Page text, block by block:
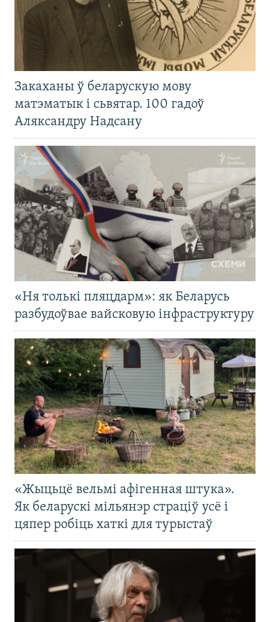
Закаханы ў беларускую мову
матэматык і сьвятар. 100 гадоў
Аляксандру Надсану
«Ня толькі пляцдарм»: як Беларусь
разбудоўвае вайсковую інфраструктуру
«Жыцьцё вельмі афігенная штука».
Як беларускі мільянэр страціў усё і
цяпер робіць хаткі для турыстаў